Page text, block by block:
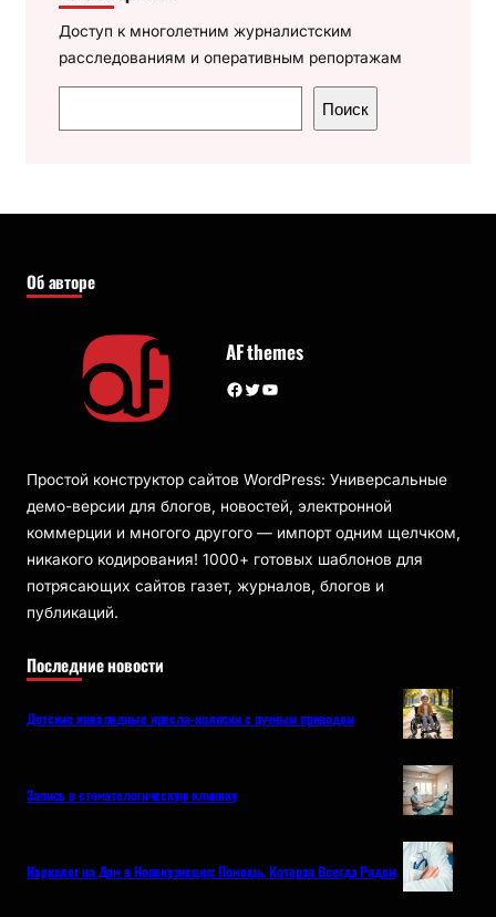
Доступ к многолетним журналистским
расследованиям и оперативным репортажам
о
к
Поиск
Об авторе
AF themes
Facebook Twitter YouTube
Простой конструктор сайтов WordPress: Универсальные
демо-версии для блогов, новостей, электронной
коммерции и многого другого — импорт одним щелчком,
никакого кодирования! 1000+ готовых шаблонов для
потрясающих сайтов газет, журналов, блогов и
публикаций.
Последние новости
Детские инвалидные кресла-коляски с ручным приводом
Запись в стоматологическую клинику
Нарколог на Дом в Новокузнецке: Помощь, Которая Всегда Рядом